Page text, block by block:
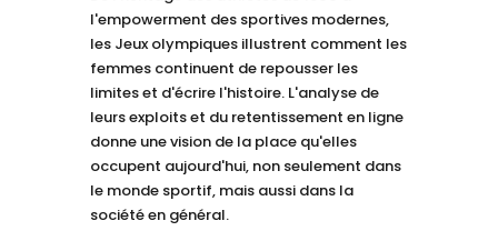
l'empowerment des sportives modernes,
les Jeux olympiques illustrent comment les
femmes continuent de repousser les
limites et d'écrire l'histoire. L'analyse de
leurs exploits et du retentissement en ligne
donne une vision de la place qu'elles
occupent aujourd'hui, non seulement dans
le monde sportif, mais aussi dans la
société en général.